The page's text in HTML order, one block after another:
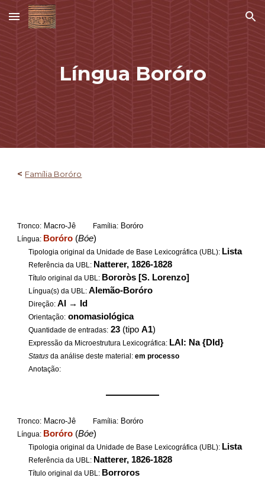
Skip to main content Skip to navigation
Língua Boróro
< Família Boróro
Tronco: Macro-Jê Família: Boróro
Língua: Boróro (Bóe)
Tipologia original da Unidade de Base Lexicográfica (UBL): Lista
Referência da UBL: Natterer, 1826-1828
Título original da UBL: Bororòs [S. Lorenzo]
Língua(s) da UBL:Alemão-Boróro
Direção:Al → Id
Orientação: onomasiológica
Quantidade de entradas: 23 (tipoA1)
Expressão da Microestrutura Lexicográfica: LAl: Na {DId}
Status da análise deste material:em processo
Anotação:
——————
Tronco: Macro-Jê Família: Boróro
Língua: Boróro (Bóe)
Tipologia original da Unidade de Base Lexicográfica (UBL): Lista
Referência da UBL: Natterer, 1826-1828
Título original da UBL: Borroros